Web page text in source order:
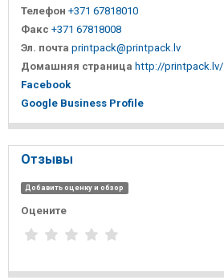
Телефон +371 67818010
Факс +371 67818008
Эл. почта printpack@printpack.lv
Домашняя страница http://printpack.lv/
Facebook
Google Business Profile
Отзывы
Добавить оценку и обзор
Оцените